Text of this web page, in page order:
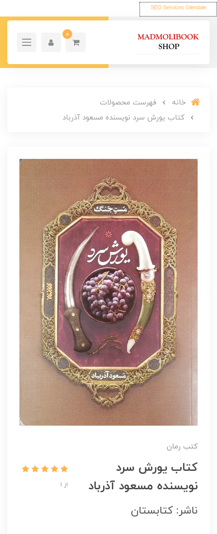
SEO Services Glendale
0
خانه
فهرست محصولات
کتاب یورش سرد نویسنده مسعود آذرباد
کتب رمان
کتاب یورش سرد
نویسنده مسعود آذرباد
از 1
ناشر: کتابستان